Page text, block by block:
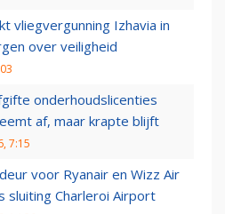
vliegvergunning Izhavia in
over veiligheid
onderhoudslicenties
af, maar krapte blijft
7:15
voor Ryanair en Wizz Air
sluiting Charleroi Airport